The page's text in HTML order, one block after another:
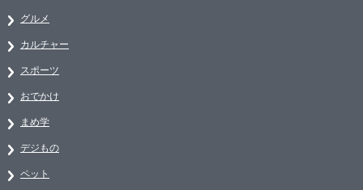
グルメ
カルチャー
スポーツ
おでかけ
まめ学
デジもの
ペット